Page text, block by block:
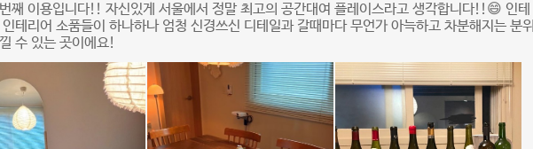
째 이용입니다!! 자신있게 서울에서 정말 최고의 공간대여 플레이스라고 생각합니다!!😄 인테
테리어 소품들이 하나하나 엄청 신경쓰신 디테일과 갈때마다 무언가 아늑하고 차분해지는 분위
수 있는 곳이에요!